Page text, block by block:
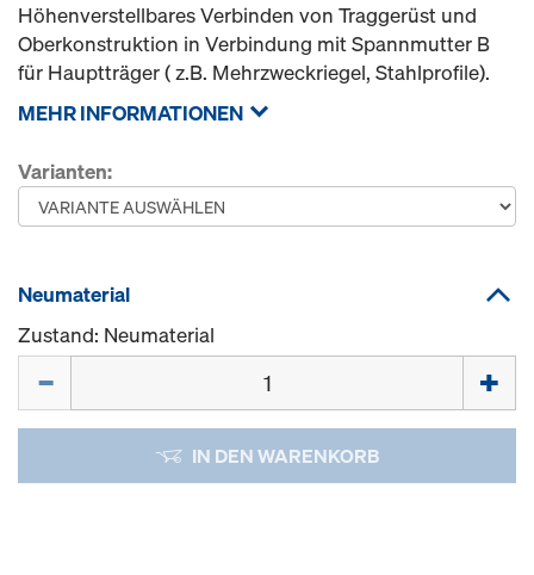
Höhenverstellbares Verbinden von Traggerüst und
Oberkonstruktion in Verbindung mit Spannmutter B
für Hauptträger ( z.B. Mehrzweckriegel, Stahlprofile).
MEHR INFORMATIONEN
Varianten:
Neumaterial
Zustand: Neumaterial
IN DEN WARENKORB